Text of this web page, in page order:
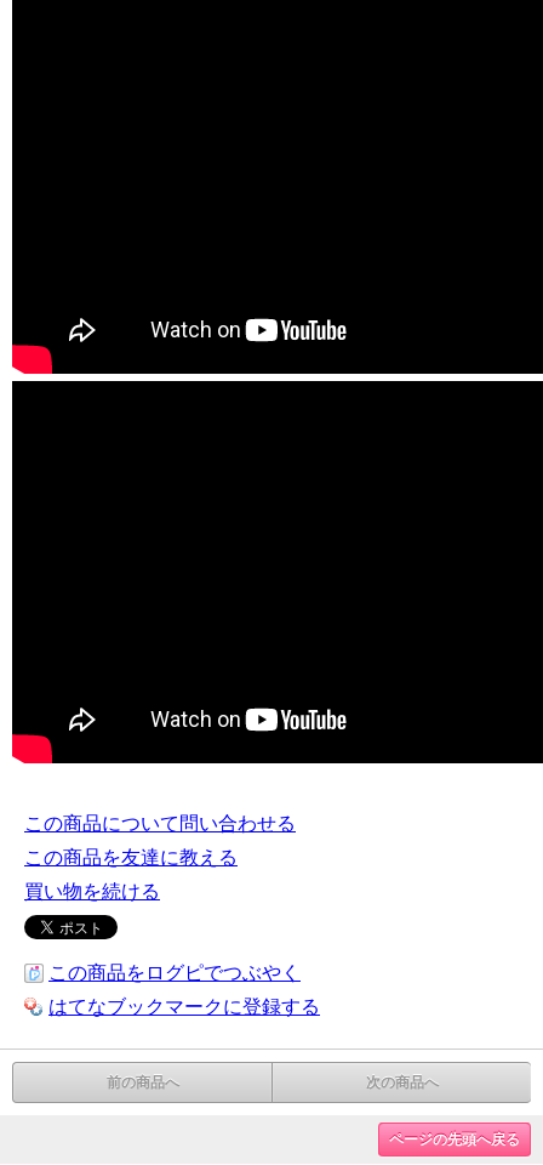
この商品について問い合わせる
この商品を友達に教える
買い物を続ける
この商品をログピでつぶやく
はてなブックマークに登録する
前の商品へ 次の商品へ
ページの先頭へ戻る